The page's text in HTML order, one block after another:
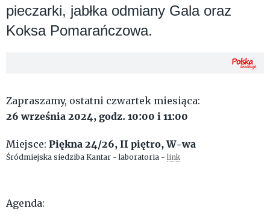
pieczarki, jabłka odmiany Gala oraz
Koksa Pomarańczowa.
Zapraszamy, ostatni czwartek miesiąca:
26września 2024, godz. 10:00 i 11:00
Miejsce: Piękna 24/26, II piętro, W-wa
Śródmiejska siedziba Kantar - laboratoria - link
Agenda: